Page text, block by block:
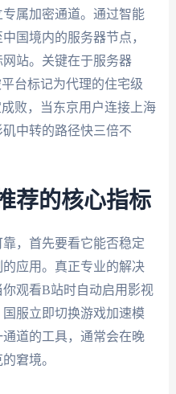
属加密通道。通过智能
国境内的服务器节点，
站。关键在于服务器
台标记为代理的住宅级
败，当东京用户连接上海
中转的路径快三倍不
荐的核心指标
，首先要看它能否稳定
应用。真正专业的解决
观看B站时自动启用影视
服立即切换游戏加速模
道的工具，通常会在晚
窘境。